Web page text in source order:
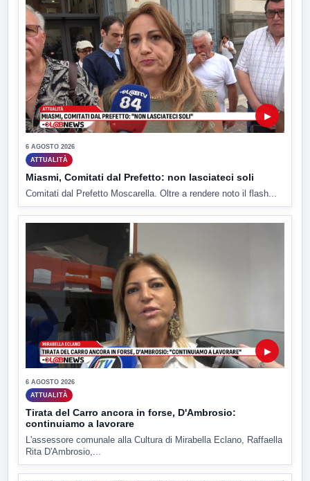
▶
6 AGOSTO 2026
ATTUALITÀ
Miasmi, Comitati dal Prefetto: non lasciateci soli
Comitati dal Prefetto Moscarella. Oltre a rendere noto il flash...
▶
6 AGOSTO 2026
ATTUALITÀ
Tirata del Carro ancora in forse, D'Ambrosio:
continuiamo a lavorare
L'assessore comunale alla Cultura di Mirabella Eclano, Raffaella
Rita D'Ambrosio,...